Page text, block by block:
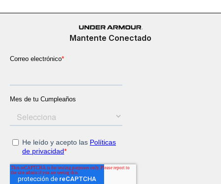
Mantente Conectado